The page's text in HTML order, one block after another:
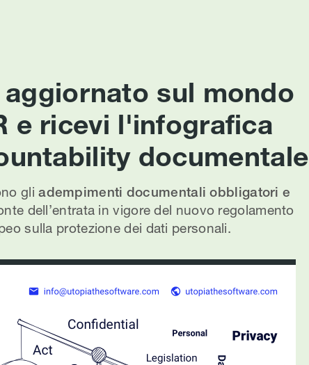
aggiornato sul mondo
e ricevi l'infografica
documentale
gliadempimenti documentali obbligatori e
dell’entrata in vigore del nuovo regolamento
sulla protezione dei dati personali.